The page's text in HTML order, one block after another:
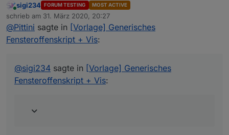
aber diese weis ja noch nicht was geöffnet wurde.
Ja doch, sollte se schon wissen, die Nachricht steht ja in
gehen und ich denke das hätte schon mal wer gemeldet.
Das wird ja in
geloggt, steht im Log ne Nachricht?
Online
sigi234 FORUM TESTING MOST ACTIVE
schrieb am 31. März 2020, 20:27
zuletzt editiert von
@Pittini sagte in [Vorlage] Generisches
Fensteroffenskript + Vis:
@sigi234 sagte in [Vorlage] Generisches
Fensteroffenskript + Vis: